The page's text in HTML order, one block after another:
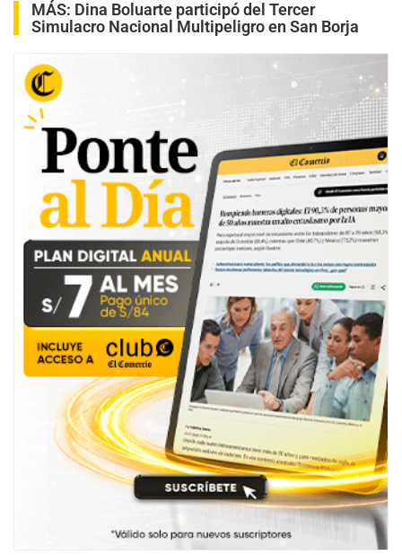
MÁS: Dina Boluarte participó del Tercer
Simulacro Nacional Multipeligro en San Borja